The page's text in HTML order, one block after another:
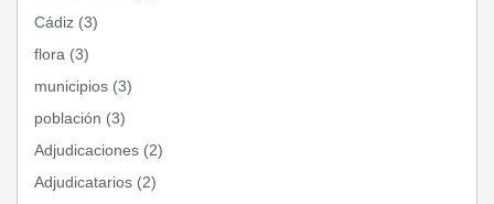
Cádiz (3)
flora (3)
municipios (3)
población (3)
Adjudicaciones (2)
Adjudicatarios (2)